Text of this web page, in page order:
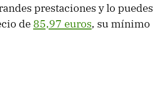
prestaciones y lo puedes
de 85,97 euros, su mínimo